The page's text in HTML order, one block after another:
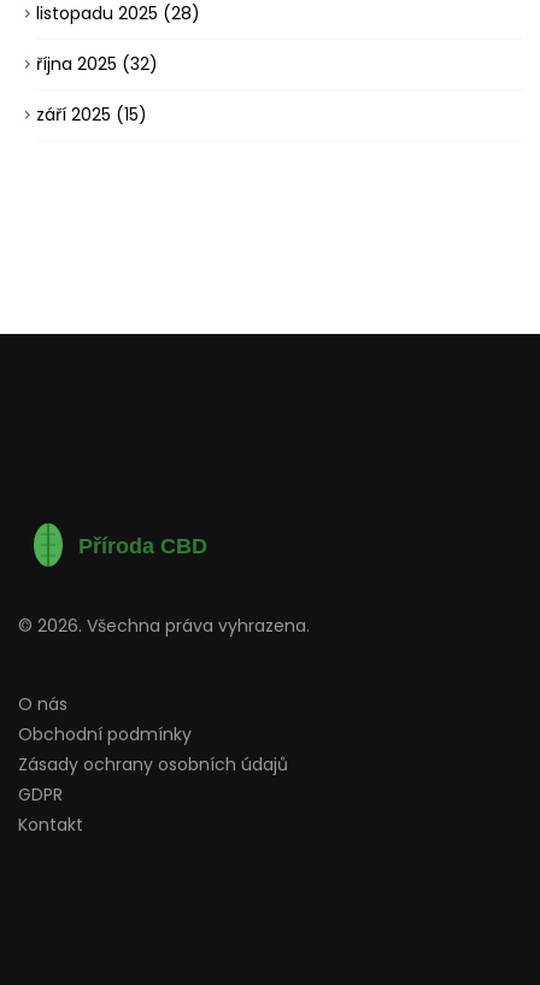
listopadu 2025 (28)
října 2025 (32)
září 2025 (15)
© 2026. Všechna práva vyhrazena.
O nás
Obchodní podmínky
Zásady ochrany osobních údajů
GDPR
Kontakt